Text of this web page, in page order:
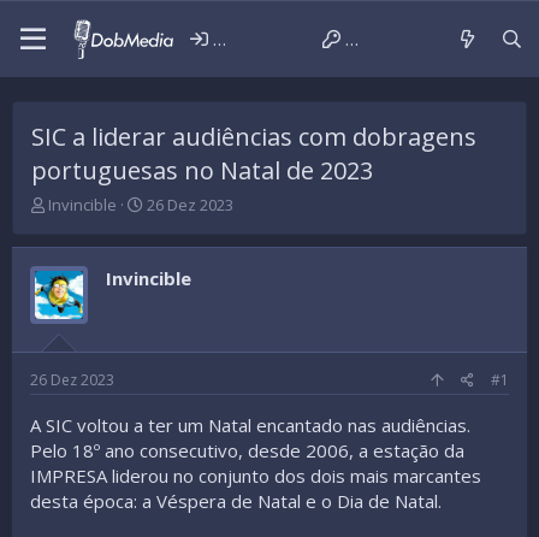
Iniciar sessão Criar conta
SIC a liderar audiências com dobragens
portuguesas no Natal de 2023
T
r
e
a
d
t
a
r
t
e
r
Invincible
D
t
d
n
c
i
26 Dez 2023
Invincible
26 Dez 2023 #1
A SIC voltou a ter um Natal encantado nas audiências.
Pelo 18º ano consecutivo, desde 2006, a estação da
IMPRESA liderou no conjunto dos dois mais marcantes
desta época: a Véspera de Natal e o Dia de Natal.